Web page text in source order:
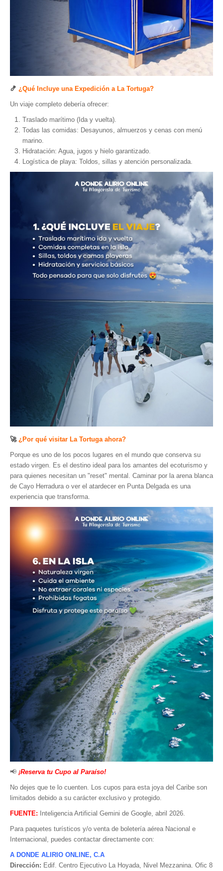
🍤 ¿Qué Incluye una Expedición a La Tortuga?
Un viaje completo debería ofrecer:
Traslado marítimo (Ida y vuelta).
Todas las comidas: Desayunos, almuerzos y cenas con menú
marino.
Hidratación: Agua, jugos y hielo garantizado.
Logística de playa: Toldos, sillas y atención personalizada.
🚀 ¿Por qué visitar La Tortuga ahora?
Porque es uno de los pocos lugares en el mundo que conserva su
estado virgen. Es el destino ideal para los amantes del ecoturismo y
para quienes necesitan un "reset" mental. Caminar por la arena blanca
de Cayo Herradura o ver el atardecer en Punta Delgada es una
experiencia que transforma.
📢 ¡Reserva tu Cupo al Paraíso!
No dejes que te lo cuenten. Los cupos para esta joya del Caribe son
limitados debido a su carácter exclusivo y protegido.
FUENTE: Inteligencia Artificial Gemini de Google, abril 2026.
Para paquetes turísticos y/o venta de boletería aérea Nacional e
Internacional, puedes contactar directamente con:
A DONDE ALIRIO ONLINE, C.A
Dirección: Edif. Centro Ejecutivo La Hoyada, Nivel Mezzanina. Ofic 8